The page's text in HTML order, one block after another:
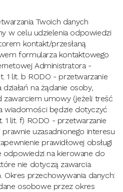
Twoich danych
w celu udzielenia odpowiedzi
kontakt/przesłaną
formularza kontaktowego
Administratora-
1 lit. b RODO - przetwarzanie
na żądanie osoby,
umowy (jeżeli treść
wiadomości będzie dotyczyć
1 lit. f) RODO - przetwarzanie
uzasadnionego interesu
prawidłowej obsługi
odpowiedzi na kierowane do
nie dotyczą zawarcia
przechowywania danych:
osobowe przez okres